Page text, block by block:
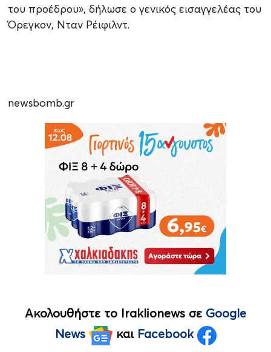
του προέδρου», δήλωσε ο γενικός εισαγγελέας του
Όρεγκον, Νταν Ρέιφιλντ.
newsbomb.gr
Ακολουθήστε το Iraklionews σε Google
News
και Facebook